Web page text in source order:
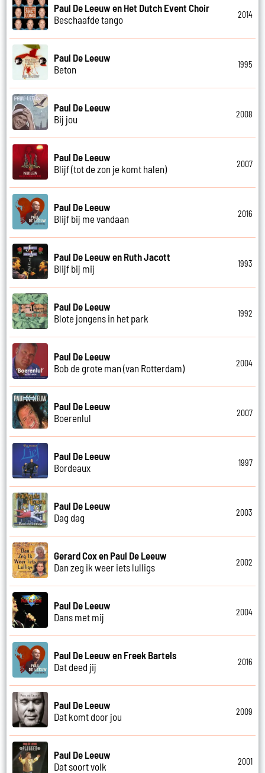
Paul De Leeuw en Het Dutch Event Choir
Beschaafde tango
2014
Paul De Leeuw
Beton
1995
Paul De Leeuw
Bij jou
2008
Paul De Leeuw
Blijf (tot de zon je komt halen)
2007
Paul De Leeuw
Blijf bij me vandaan
2016
Paul De Leeuw en Ruth Jacott
Blijf bij mij
1993
Paul De Leeuw
Blote jongens in het park
1992
Paul De Leeuw
Bob de grote man (van Rotterdam)
2004
Paul De Leeuw
Boerenlul
2007
Paul De Leeuw
Bordeaux
1997
Paul De Leeuw
Dag dag
2003
Gerard Cox en Paul De Leeuw
Dan zeg ik weer iets lulligs
2002
Paul De Leeuw
Dans met mij
2004
Paul De Leeuw en Freek Bartels
Dat deed jij
2016
Paul De Leeuw
Dat komt door jou
2009
Paul De Leeuw
Dat soort volk
2001